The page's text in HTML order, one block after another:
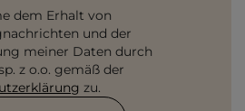
dem Erhalt von
und der
meiner Daten durch
z o.o. gemäß der
zu.